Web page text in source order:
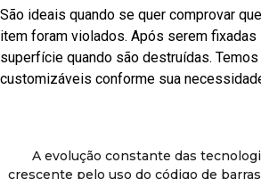
São ideais quando se quer comprovar
item foram violados. Após serem
superfície quando são destruídas.
customizáveis conforme sua
A evolução constante das
crescente pelo uso do código de